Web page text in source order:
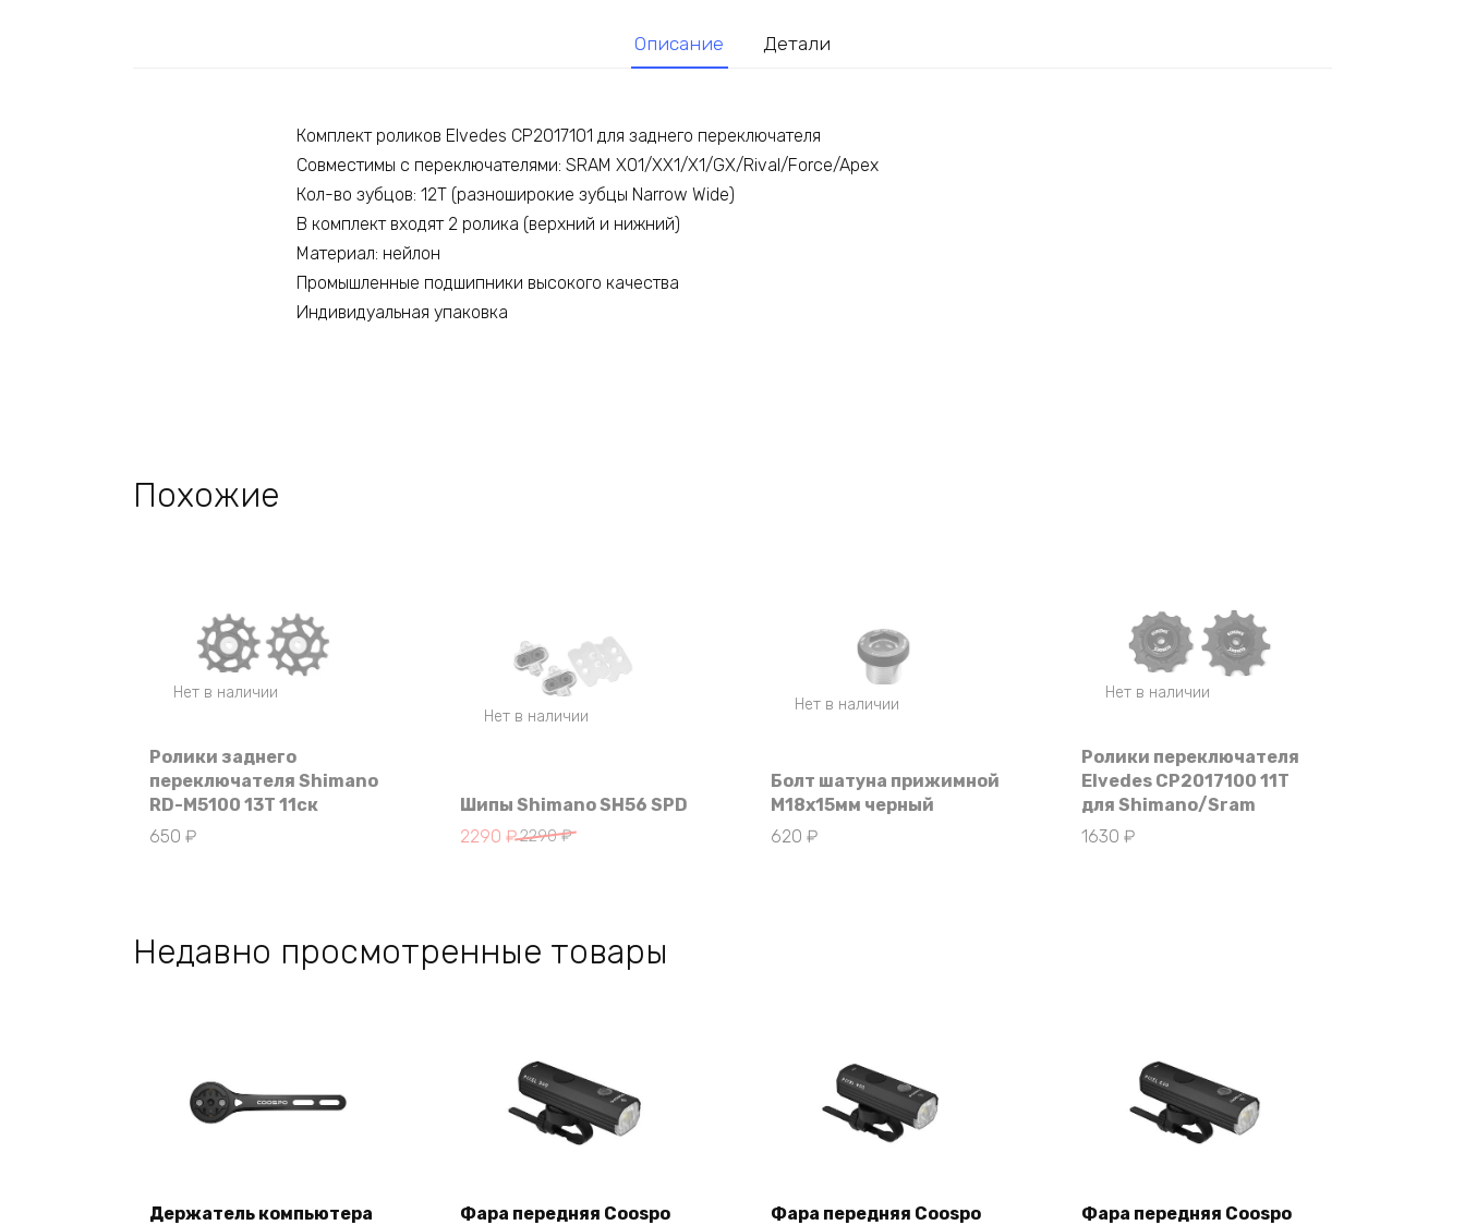
Описание Детали
Комплект роликов Elvedes CP2017101 для заднего переключателя
Совместимы с переключателями: SRAM X01/XX1/X1/GX/Rival/Force/Apex
Кол-во зубцов: 12Т (разноширокие зубцы Narrow Wide)
В комплект входят 2 ролика (верхний и нижний)
Материал: нейлон
Промышленные подшипники высокого качества
Индивидуальная упаковка
Похожие
Нет в наличии
Ролики заднего
переключателя Shimano
RD-M5100 13Т 11ск
650 ₽
Нет в наличии
Шипы Shimano SH56 SPD
2290₽
Первоначальная
2290 ₽
Текущая
Нет в наличии
Болт шатуна прижимной
M18x15мм черный
620 ₽
Нет в наличии
Ролики переключателя
Elvedes CP2017100 11T
для Shimano/Sram
1630 ₽
Недавно просмотренные товары
Держатель компьютера
Фара передняя Coospo
Фара передняя Coospo
Фара передняя Coospo